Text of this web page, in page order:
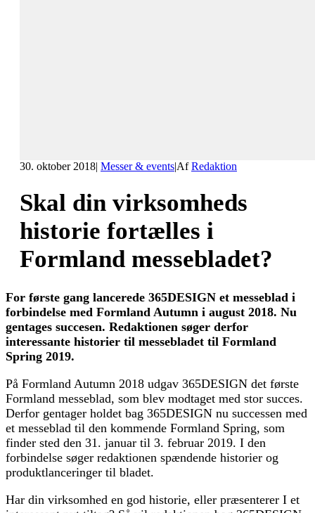
30. oktober 2018| Messer & events|AfRedaktion
Skal din virksomheds
historie fortælles i
Formland messebladet?
For første gang lancerede 365DESIGN et messeblad i
forbindelse med Formland Autumn i august 2018. Nu
gentages succesen. Redaktionen søger derfor
interessante historier til messebladet til Formland
Spring 2019.
På Formland Autumn 2018 udgav 365DESIGN det første
Formland messeblad, som blev modtaget med stor succes.
Derfor gentager holdet bag 365DESIGN nu successen med
et messeblad til den kommende Formland Spring, som
finder sted den 31. januar til 3. februar 2019. I den
forbindelse søger redaktionen spændende historier og
produktlanceringer til bladet.
Har din virksomhed en god historie, eller præsenterer I et